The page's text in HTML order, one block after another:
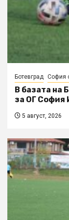
Ботевград София
В базата на
за ОГ София
5 август, 2026